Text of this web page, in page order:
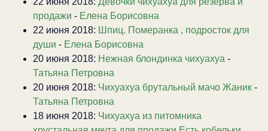
продажи - Елена Борисовна
22 июня 2018: Шпиц. Померанка , подросток для
души - Елена Борисовна
20 июня 2018: Нежная блондинка чихуахуа -
Татьяна Петровна
20 июня 2018: Чихуахуа брутальный мачо Жаник -
Татьяна Петровна
18 июня 2018: Чихуахуа из питомника